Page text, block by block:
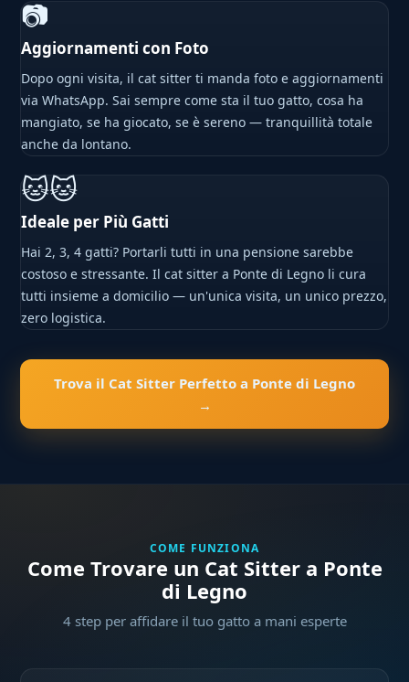
📷
Aggiornamenti con Foto
Dopo ogni visita, il cat sitter ti manda foto e aggiornamenti
via WhatsApp. Sai sempre come sta il tuo gatto, cosa ha
mangiato, se ha giocato, se è sereno — tranquillità totale
anche da lontano.
🐱🐱
Ideale per Più Gatti
Hai 2, 3, 4 gatti? Portarli tutti in una pensione sarebbe
costoso e stressante. Il cat sitter a Ponte di Legno li cura
tutti insieme a domicilio — un'unica visita, un unico prezzo,
zero logistica.
Trova il Cat Sitter Perfetto a Ponte di Legno
→
COME FUNZIONA
Come Trovare un Cat Sitter a Ponte
di Legno
4 step per affidare il tuo gatto a mani esperte